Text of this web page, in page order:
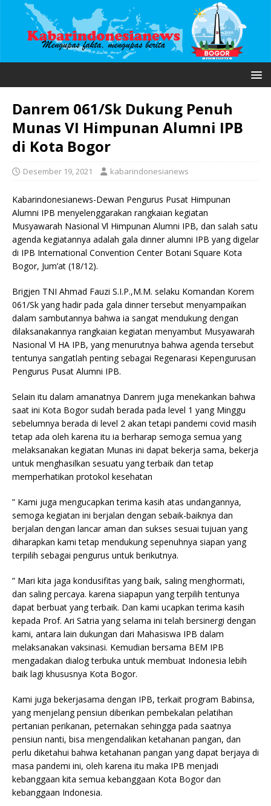
Danrem 061/Sk Dukung Penuh
Munas VI Himpunan Alumni IPB
di Kota Bogor
Desember 19, 2021 kabarindonesianews
Kabarindonesianews-Dewan Pengurus Pusat Himpunan
Alumni IPB menyelenggarakan rangkaian kegiatan
Musyawarah Nasional Vl Himpunan Alumni IPB, dan salah satu
agenda kegiatannya adalah gala dinner alumni IPB yang digelar
di IPB International Convention Center Botani Square Kota
Bogor, Jum’at (18/12).
Brigjen TNI Ahmad Fauzi S.I.P.,M.M. selaku Komandan Korem
061/Sk yang hadir pada gala dinner tersebut menyampaikan
dalam sambutannya bahwa ia sangat mendukung dengan
dilaksanakannya rangkaian kegiatan menyambut Musyawarah
Nasional Vl HA IPB, yang menurutnya bahwa agenda tersebut
tentunya sangatlah penting sebagai Regenarasi Kepengurusan
Pengurus Pusat Alumni IPB.
Selain itu dalam amanatnya Danrem juga menekankan bahwa
saat ini Kota Bogor sudah berada pada level 1 yang Minggu
sebelumnya berada di level 2 akan tetapi pandemi covid masih
tetap ada oleh karena itu ia berharap semoga semua yang
melaksanakan kegiatan Munas ini dapat bekerja sama, bekerja
untuk menghasilkan sesuatu yang terbaik dan tetap
memperhatikan protokol kesehatan
” Kami juga mengucapkan terima kasih atas undangannya,
semoga kegiatan ini berjalan dengan sebaik-baiknya dan
berjalan dengan lancar aman dan sukses sesuai tujuan yang
diharapkan kami tetap mendukung sepenuhnya siapan yang
terpilih sebagai pengurus untuk berikutnya.
” Mari kita jaga kondusifitas yang baik, saling menghormati,
dan saling percaya. karena siapapun yang terpilih tentunya
dapat berbuat yang terbaik. Dan kami ucapkan terima kasih
kepada Prof. Ari Satria yang selama ini telah bersinergi dengan
kami, antara lain dukungan dari Mahasiswa IPB dalam
melaksanakan vaksinasi. Kemudian bersama BEM IPB
mengadakan dialog terbuka untuk membuat Indonesia lebih
baik lagi khususnya Kota Bogor.
Kami juga bekerjasama dengan IPB, terkait program Babinsa,
yang menjelang pensiun diberikan pembekalan pelatihan
pertanian perikanan, peternakan sehingga pada saatnya
pensiun nanti, bisa mengendalikan ketahanan pangan, dan
perlu diketahui bahwa ketahanan pangan yang dapat berjaya di
masa pandemi ini, oleh karena itu maka IPB menjadi
kebanggaan kita semua kebanggaan Kota Bogor dan
kebanggaan Indonesia.